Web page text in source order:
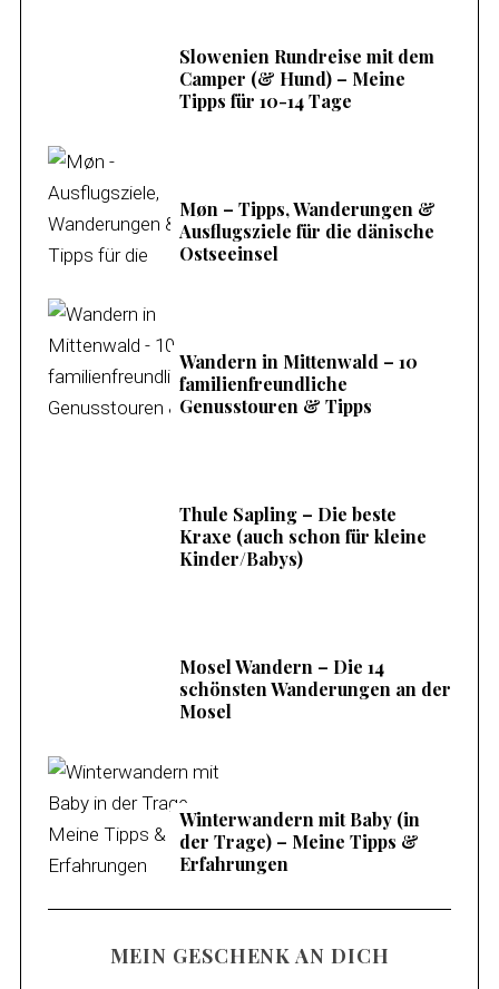
Slowenien Rundreise mit dem
Camper (& Hund) – Meine
Tipps für 10-14 Tage
Møn – Tipps, Wanderungen &
Ausflugsziele für die dänische
Ostseeinsel
Wandern in Mittenwald – 10
familienfreundliche
Genusstouren & Tipps
Thule Sapling – Die beste
Kraxe (auch schon für kleine
Kinder/Babys)
Mosel Wandern – Die 14
schönsten Wanderungen an der
Mosel
Winterwandern mit Baby (in
der Trage) – Meine Tipps &
Erfahrungen
MEIN GESCHENK AN DICH